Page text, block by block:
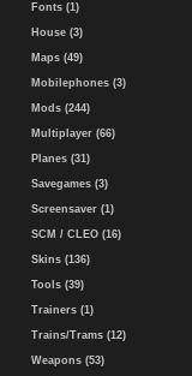
Fonts (1)
House (3)
Maps (49)
Mobilephones (3)
Mods (244)
Multiplayer (66)
Planes (31)
Savegames (3)
Screensaver (1)
SCM / CLEO (16)
Skins (136)
Tools (39)
Trainers (1)
Trains/Trams (12)
Weapons (53)